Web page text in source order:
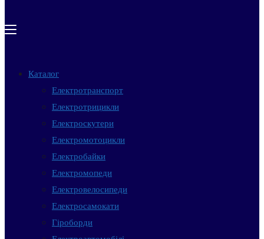
Каталог
Електротранспорт
Електротрицикли
Електроскутери
Електромотоцикли
Електробайки
Електромопеди
Електровелосипеди
Електросамокати
Гіроборди